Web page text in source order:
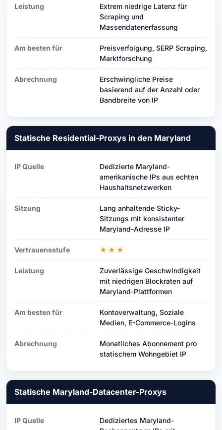
Leistung
Extrem niedrige Latenz für
Scraping und
Massendatenerfassung
Am besten für
Preisverfolgung, SERP Scraping,
Marktforschung
Abrechnung
Erschwingliche Preise
basierend auf der Anzahl oder
Bandbreite von IP
Statische Residential-Proxys in den Maryland
IP Quelle
Dedizierte Maryland-
amerikanische IPs aus echten
Haushaltsnetzwerken
Sitzung
Lang anhaltende Sticky-
Sitzungs mit konsistenter
Maryland-Adresse IP
Vertrauensstufe ★★★
Leistung
Zuverlässige Geschwindigkeit
mit niedrigen Blockraten auf
Maryland-Plattformen
Am besten für
Kontoverwaltung, Soziale
Medien, E-Commerce-Logins
Abrechnung
Monatliches Abonnement pro
statischem Wohngebiet IP
Statische Maryland-Datacenter-Proxys
IP Quelle
Dediziertes Maryland-